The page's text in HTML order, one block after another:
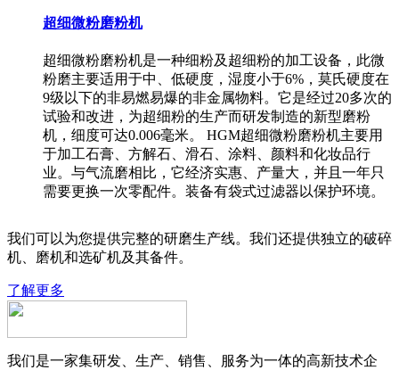
超细微粉磨粉机
超细微粉磨粉机是一种细粉及超细粉的加工设备，此微
粉磨主要适用于中、低硬度，湿度小于6%，莫氏硬度在
9级以下的非易燃易爆的非金属物料。它是经过20多次的
试验和改进，为超细粉的生产而研发制造的新型磨粉
机，细度可达0.006毫米。 HGM超细微粉磨粉机主要用
于加工石膏、方解石、滑石、涂料、颜料和化妆品行
业。与气流磨相比，它经济实惠、产量大，并且一年只
需要更换一次零配件。装备有袋式过滤器以保护环境。
我们可以为您提供完整的研磨生产线。我们还提供独立的破碎
机、磨机和选矿机及其备件。
了解更多
我们是一家集研发、生产、销售、服务为一体的高新技术企